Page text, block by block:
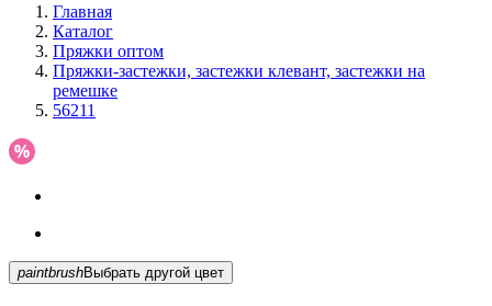
Главная
Каталог
Пряжки оптом
Пряжки-застежки, застежки клевант, застежки на
ремешке
56211
paintbrush Выбрать другой цвет